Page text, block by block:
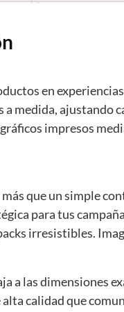
en
a medida, ajustando
impresos
que un simple
para tus
irresistibles.
a las dimensiones
calidad que